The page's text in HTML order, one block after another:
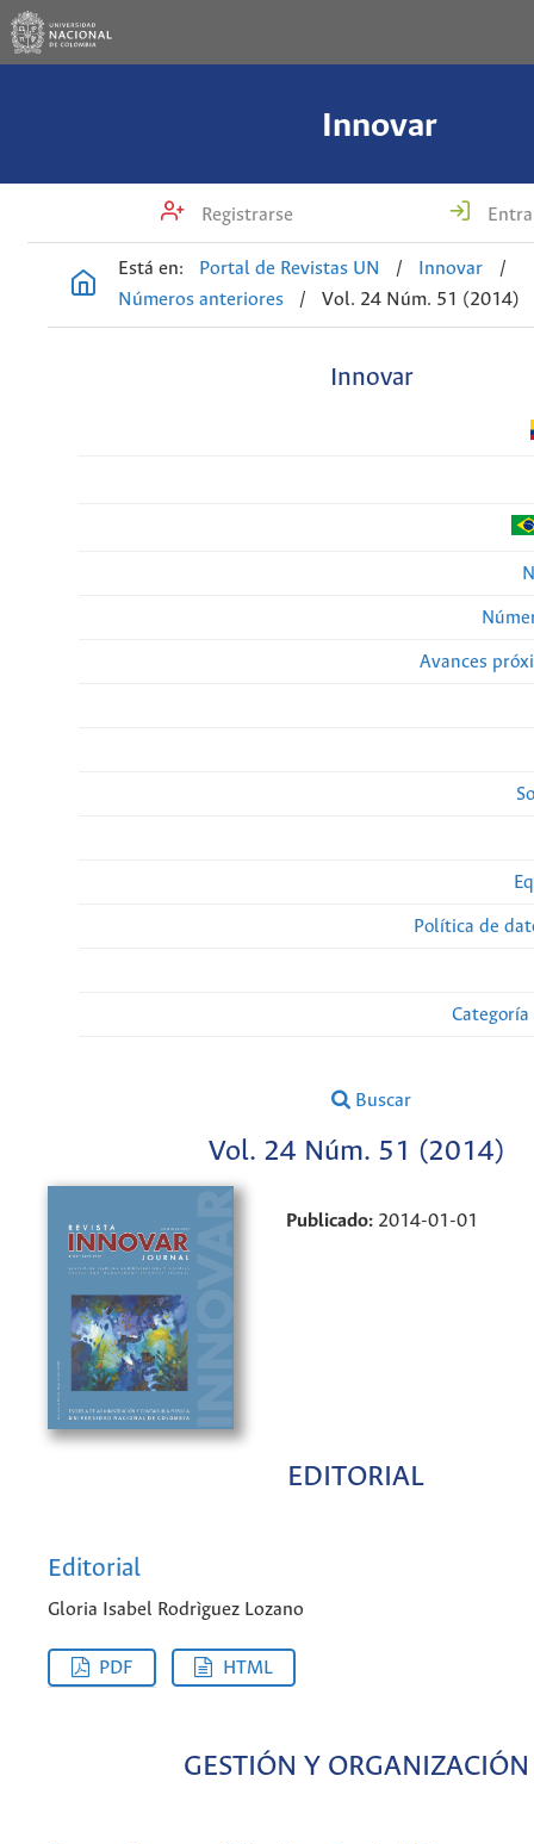
Innovar
Registrarse
Está en: Portal de Revistas UN / Innovar
/
Números anteriores
/ Vol. 24 Núm. 51 (2014)
Innovar
Avances
Política de
Buscar
Vol. 24 Núm. 51 (2014)
Publicado: 2014-01-01
EDITORIAL
Editorial
Gloria Isabel Rodrìguez Lozano
PDF HTML
GESTIÓN Y ORGANIZACIÓN